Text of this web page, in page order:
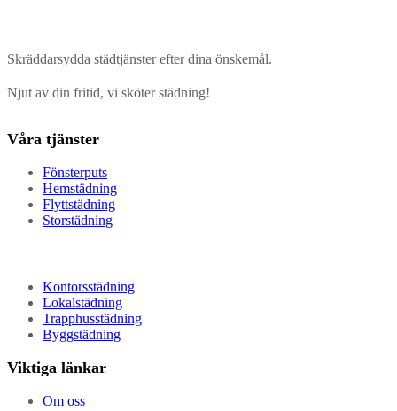
Skräddarsydda städtjänster efter dina önskemål.
Njut av din fritid, vi sköter städning!
Våra tjänster
Fönsterputs
Hemstädning
Flyttstädning
Storstädning
Kontorsstädning
Lokalstädning
Trapphusstädning
Byggstädning
Viktiga länkar
Om oss